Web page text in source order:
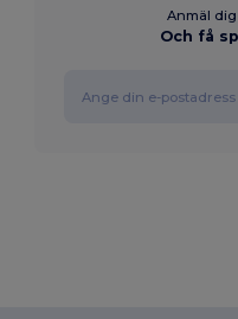
Anmäl
Och få